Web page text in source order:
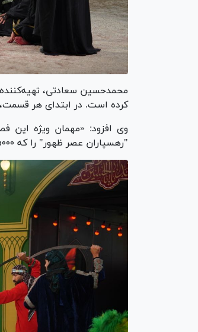
محمدحسین سعادتی، تهیه‌کننده
کرده است. در ابتدای هر
"رهسپاران عصر ظهور" را که ۱۵۰۰۰ نفر آنها نوجوان هستند؛ همراهی می‌کند.»